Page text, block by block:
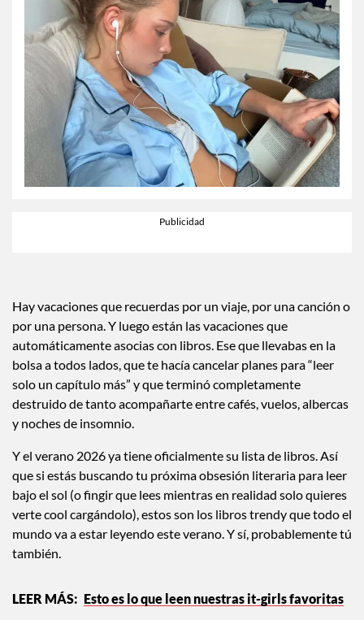
Hay vacaciones que recuerdas por un viaje, por una canción o
por una persona. Y luego están las vacaciones que
automáticamente asocias con libros. Ese que llevabas en la
bolsa a todos lados, que te hacía cancelar planes para “leer
solo un capítulo más” y que terminó completamente
destruido de tanto acompañarte entre cafés, vuelos, albercas
y noches de insomnio.
Y el verano 2026 ya tiene oficialmente su lista de libros. Así
que si estás buscando tu próxima obsesión literaria para leer
bajo el sol (o fingir que lees mientras en realidad solo quieres
verte cool cargándolo), estos son los libros trendy que todo el
mundo va a estar leyendo este verano. Y sí, probablemente tú
también.
Esto es lo que leen nuestras it-girls favoritas